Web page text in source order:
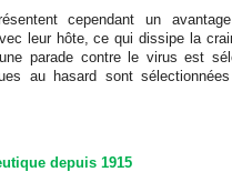
cependant un
leur hôte, ce qui dissipe la
parade contre le virus est
au hasard sont
depuis 1915